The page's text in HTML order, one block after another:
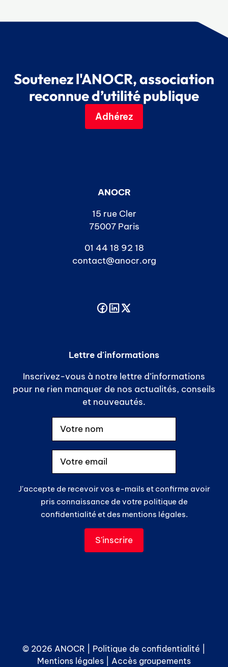
Soutenez l'ANOCR, association
reconnue d’utilité publique
Adhérez
ANOCR
15 rue Cler
75007 Paris
01 44 18 92 18
contact@anocr.org
Lettre d'informations
Inscrivez-vous à notre lettre d’informations
pour ne rien manquer de nos actualités, conseils
et nouveautés.
J'accepte de recevoir vos e-mails et confirme avoir
pris connaissance de votre politique de
confidentialité et des mentions légales.
© 2026 ANOCR | Politique de confidentialité
Mentions légales
Accès groupements